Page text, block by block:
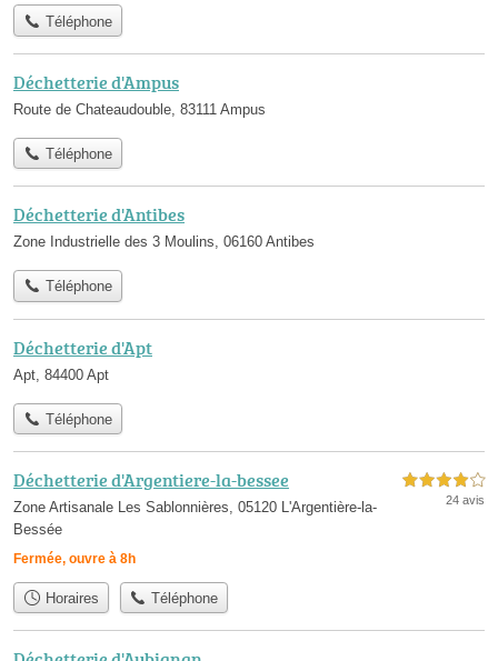
Téléphone
Déchetterie d'Ampus
Route de Chateaudouble, 83111 Ampus
Téléphone
Déchetterie d'Antibes
Zone Industrielle des 3 Moulins, 06160 Antibes
Téléphone
Déchetterie d'Apt
Apt, 84400 Apt
Téléphone
Déchetterie d'Argentiere-la-bessee
Zone Artisanale Les Sablonnières, 05120 L'Argentière-la-
Bessée
Fermée, ouvre à 8h
4,0 étoiles sur 5
24 avis
Horaires Téléphone